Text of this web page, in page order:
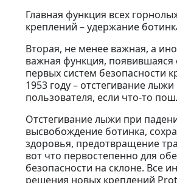
Главная функция всех
креплений – удержание
Вторая, не менее важная, а
важная функция, появившаяся
первых систем безопасности
1953 году – отстегивание лыжи
пользователя, если что-то
Отстегивание лыжи при
высвобождение ботинка,
здоровья, предотвращение
вот что первостепенно для
безопасности на склоне. Все
решения новых креплений